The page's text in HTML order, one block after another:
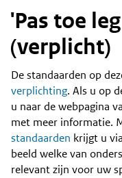
'Pas toe
(verplicht)
Content
De standaarden op
verplichting. Als u op
u naar de webpagina
met meer informatie.
standaarden krijgt u
beeld welke van
relevant zijn voor uw